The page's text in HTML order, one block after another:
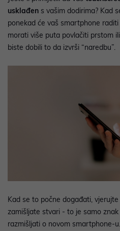
usklađen s vašim dodirima? Kad
ponekad će vaš smartphone
morati više puta povlačiti prstom
biste dobili to da izvrši “naredbu”.
Kad se to počne događati,
zamišljate stvari - to je samo
razmišljati o novom smartphone-